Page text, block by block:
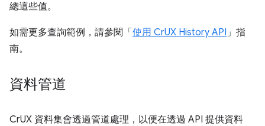
總這些值。
如需更多查詢範例，請參閱「 使用 CrUX History API」指
南。
資料管道
CrUX 資料集會透過管道處理，以便在透過 API 提供資料